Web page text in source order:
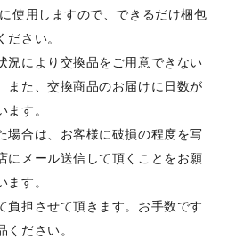
使用しますので、できるだけ梱包
ださい。
況により交換品をご用意できない
また、交換商品のお届けに日数が
ます。
場合は、お客様に破損の程度を写
にメール送信して頂くことをお願
ます。
負担させて頂きます。お手数です
ください。